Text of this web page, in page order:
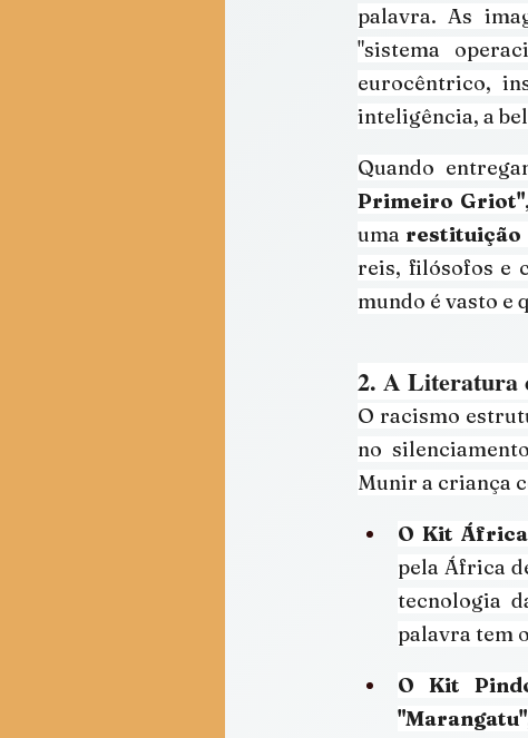
palavra. As
"sistema
eurocêntrico,
inteligência, a
Quando
Primeiro Griot"
uma
reis, filósofos e
mundo é vasto e
2. A Literatura
O racismo
no
Munir a criança
O Kit
pela África
tecnologia
palavra tem
O Kit
"Marangatu"